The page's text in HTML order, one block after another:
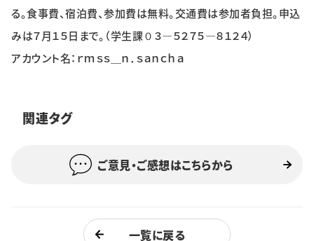
る。食事費、宿泊費、参加費は無料。交通費は参加者負担。申込
みは７月１５日まで。（学生課０３―５２７５―８１２４）
アカウント名：ｒｍｓｓ＿ｎ．ｓａｎｃｈａ
関連タグ
ご意見・ご感想はこちらから
一覧に戻る